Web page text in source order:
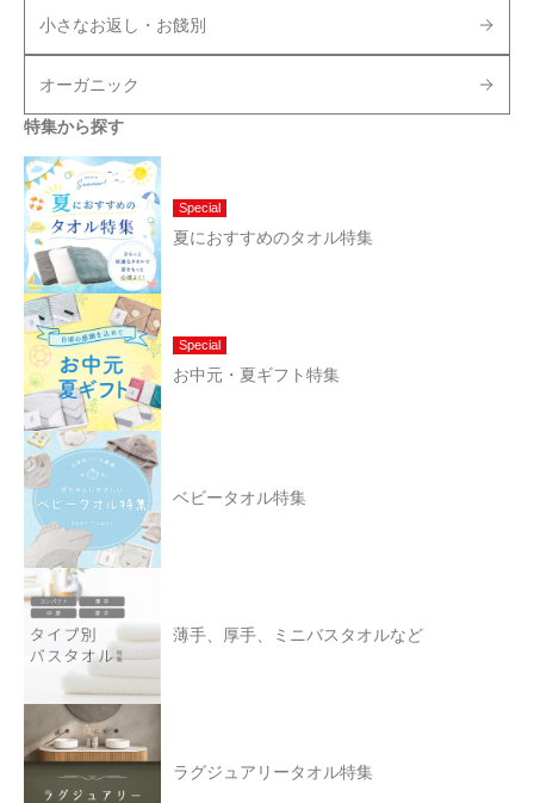
小さなお返し・お餞別
オーガニック
特集から探す
Special
夏におすすめのタオル特集
Special
お中元・夏ギフト特集
ベビータオル特集
薄手、厚手、ミニバスタオルなど
ラグジュアリータオル特集